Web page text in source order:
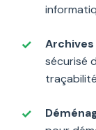
sécurisé